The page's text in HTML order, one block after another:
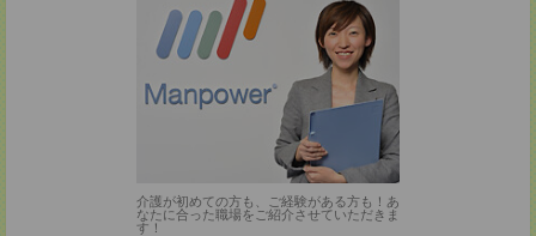
介護が初めての方も、ご経験がある方も！あ
なたに合った職場をご紹介させていただきま
す！